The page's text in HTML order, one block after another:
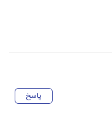
پاسخ